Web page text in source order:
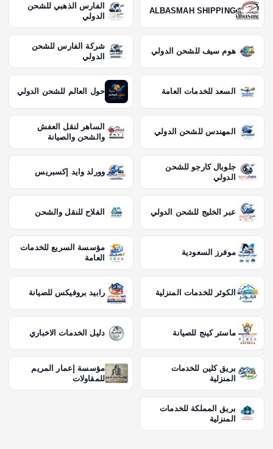
ALBASMAH SHIPPING
الفارس الذهبي للشحن
الدولي
هوم سيف للشحن الدولي
شركة الفارس للشحن
الدولي
السعد للخدمات العامة حول العالم للشحن الدولي
المهندس للشحن الدولي
الساهر لنقل العفش
والشحن والصيانة
جلوبال كارجو للشحن
الدولي
وورلد وايد إكسبريس
عبر الخليج للشحن الدولي الفلاح للنقل والشحن
موفرز السعودية
مؤسسة السريع للخدمات
العامة
الكوثر للخدمات المنزلية رابيد بروفيكس للصيانة
ماستر كينج للصيانة دليل الخدمات الاخباري
بريق كلين للخدمات
المنزلية
مؤسسة إعمار المريم
للمقاولات
بريق المملكة للخدمات
المنزلية